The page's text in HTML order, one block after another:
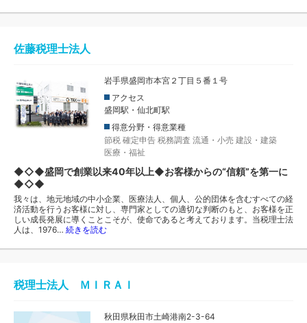
佐藤税理士法人
岩手県盛岡市本宮２丁目５番１号
アクセス
盛岡駅・仙北町駅
得意分野・得意業種
節税 確定申告 税務調査 流通・小売 建設・建築
医療・福祉
◆◇◆盛岡で創業以来40年以上◆お客様からの“信頼”を第一に
◆◇◆
我々は、地元地域の中小企業、医療法人、個人、公的団体を含むすべての経
済活動を行うお客様に対し、専門家としての適切な判断のもと、お客様を正
しい成長発展に導くことこそが、使命であると考えております。当税理士法
人は、1976… 続きを読む
税理士法人 ＭＩＲＡＩ
秋田県秋田市土崎港南2-3-64